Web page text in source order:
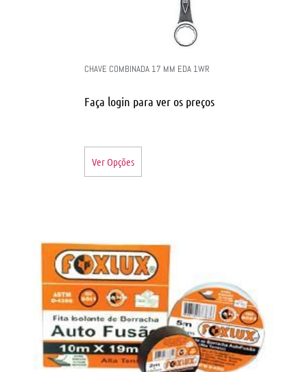
CHAVE COMBINADA 17 MM EDA 1WR
Faça login para ver os preços
Ver Opções